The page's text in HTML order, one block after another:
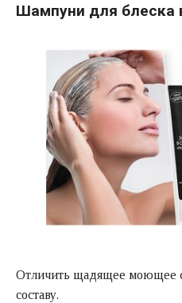
Шампуни для блеска
Отличить щадящее моющее
составу.